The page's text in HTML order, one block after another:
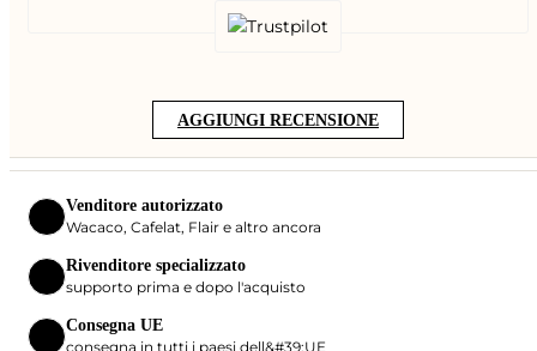
AGGIUNGI RECENSIONE
Venditore autorizzato
Wacaco, Cafelat, Flair e altro ancora
Rivenditore specializzato
supporto prima e dopo l'acquisto
Consegna UE
consegna in tutti i paesi dell&#39;UE